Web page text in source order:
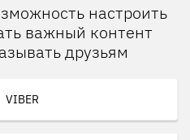
настроить
важный контент
друзьям
VIBER